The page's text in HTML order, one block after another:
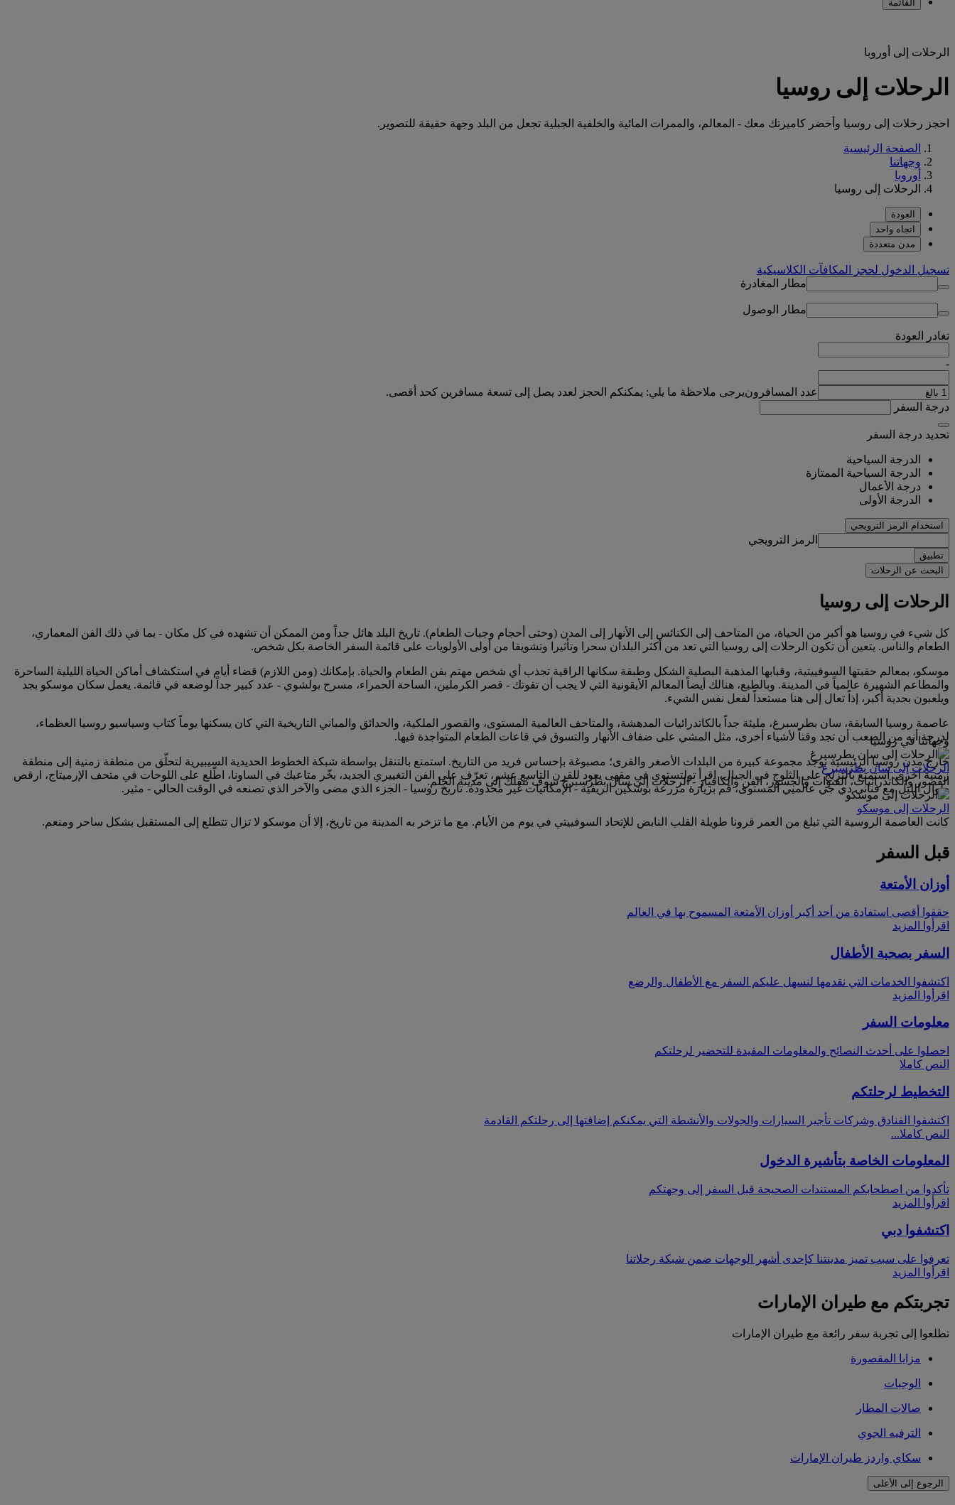
القائمة
الرحلات إلى أوروبا
الرحلات إلى روسيا
احجز رحلات إلى روسيا وأحضر كاميرتك معك - المعالم، والممرات المائية والخلفية الجبلية تجعل من البلد وجهة حقيقة للتصوير.
الصفحة الرئيسية
وجهاتنا
أوروبا
الرحلات إلى روسيا
العودة
اتجاه واحد
مدن متعددة
تسجيل الدخول لحجز المكافآت الكلاسيكية
مطار المغادرة
مطار الوصول
تغادر العودة
-
عدد المسافرونيرجى ملاحظة ما يلي: يمكنكم الحجز لعدد يصل إلى تسعة مسافرين كحد أقصى.
درجة السفر
تحديد درجة السفر
الدرجة السياحية
الدرجة السياحية الممتازة
درجة الأعمال
الدرجة الأولى
استخدام الرمز الترويجي
الرمز الترويجي
تطبيق
البحث عن الرحلات
الرحلات إلى روسيا
كل شيء في روسيا هو أكبر من الحياة، من المتاحف إلى الكنائس إلى الأنهار إلى المدن (وحتى أحجام وجبات الطعام). تاريخ البلد هائل جداً ومن الممكن أن تشهده في كل مكان - بما في ذلك الفن المعماري،
الطعام والناس. يتعين أن تكون الرحلات إلى روسيا التي تعد من أكثر البلدان سحرا وتأثيرا وتشويقا من أولى الأولويات على قائمة السفر الخاصة بكل شخص.
موسكو، بمعالم حقبتها السوفييتية، وقبابها المذهبة البصلية الشكل وطبقة سكانها الراقية تجذب أي شخص مهتم بفن الطعام والحياة. بإمكانك (ومن اللازم) قضاء أيام في استكشاف أماكن الحياة الليلية الساحرة
والمطاعم الشهيرة عالمياً في المدينة. وبالطبع، هنالك أيضاً المعالم الأيقونية التي لا يجب أن تفوتك - قصر الكرملين، الساحة الحمراء، مسرح بولشوي - عدد كبير جداً لوضعه في قائمة. يعمل سكان موسكو بجد
ويلعبون بجدية أكبر، إذاً تعال إلى هنا مستعداً لفعل نفس الشيء.
عاصمة روسيا السابقة، سان بطرسبرغ، مليئة جداً بالكاتدرائيات المدهشة، والمتاحف العالمية المستوى، والقصور الملكية، والحدائق والمباني التاريخية التي كان يسكنها يوماً كتاب وسياسيو روسيا العظماء،
لدرجة أنه من الصعب أن تجد وقتاً لأشياء أخرى، مثل المشي على ضفاف الأنهار والتسوق في قاعات الطعام المتواجدة فيها.
خارج مدن روسيا الرئيسية توجد مجموعة كبيرة من البلدات الأصغر والقرى؛ مصبوغة بإحساس فريد من التاريخ. استمتع بالتنقل بواسطة شبكة الخطوط الحديدية السيبيرية لتحلّق من منطقة زمنية إلى منطقة
زمنية أخرى. استمتع بالتزلج على الثلوج في الجبال، اقرأ تولتستوي في مقهى يعود للقرن التاسع عشر، تعرّف على الفن التغييري الجديد، بخّر متاعبك في الساونا، اطّلع على اللوحات في متحف الإرميتاج، ارقص
طوال الليل مع فناني دي جي عالميي المستوى، قم بزيارة مزرعة بوشكين الريفية - الإمكانيات غير محدودة. تاريخ روسيا - الجزء الذي مضى والآخر الذي تصنعه في الوقت الحالي - مثير.
وجهاتنا في روسيا
الرحلات إلى سان بطرسبرغ
القصور والكاتدرائيات، القنوات والجسور، الفن والكافيار - الرحلات إلى سان بطرسبرج سوف تنقلك إلى مدينة الحلم.
الرحلات إلى موسكو
كانت العاصمة الروسية التي تبلغ من العمر قرونا طويلة القلب النابض للإتحاد السوفييتي في يوم من الأيام. مع ما تزخر به المدينة من تاريخ، إلا أن موسكو لا تزال تتطلع إلى المستقبل بشكل ساحر ومنعم.
قبل السفر
أوزان الأمتعة
حققوا أقصى استفادة من أحد أكبر أوزان الأمتعة المسموح بها في العالم
اقرأوا المزيد
السفر بصحبة الأطفال
اكتشفوا الخدمات التي نقدمها لنسهل عليكم السفر مع الأطفال والرضع
اقرأوا المزيد
معلومات السفر
احصلوا على أحدث النصائح والمعلومات المفيدة للتحضير لرحلتكم
النص كاملا
التخطيط لرحلتكم
اكتشفوا الفنادق وشركات تأجير السيارات والجولات والأنشطة التي يمكنكم إضافتها إلى رحلتكم القادمة
النص كاملا...
المعلومات الخاصة بتأشيرة الدخول
تأكدوا من اصطحابكم المستندات الصحيحة قبل السفر إلى وجهتكم
اقرأوا المزيد
اكتشفوا دبي
تعرفوا على سبب تميز مدينتنا كإحدى أشهر الوجهات ضمن شبكة رحلاتنا
اقرأوا المزيد
تجربتكم مع طيران الإمارات
تطلعوا إلى تجربة سفر رائعة مع طيران الإمارات
مزايا المقصورة
الوجبات
صالات المطار
الترفيه الجوي
سكاي واردز طيران الإمارات
الرجوع إلى الأعلى